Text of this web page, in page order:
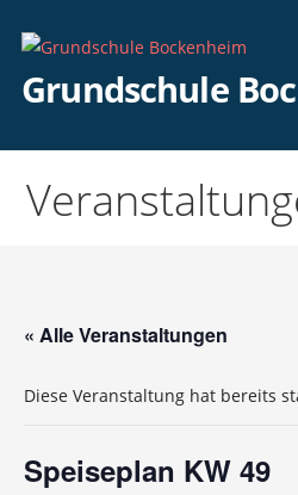
Inhalt
springen
Grundschule
« Alle Veranstaltungen
Diese Veranstaltung hat bereits
Speiseplan KW 49